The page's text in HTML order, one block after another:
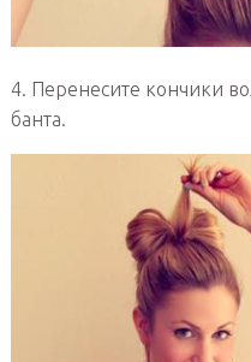
4. Перенесите кончики
банта.